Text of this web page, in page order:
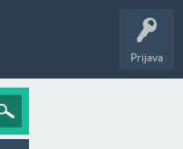
Prijava